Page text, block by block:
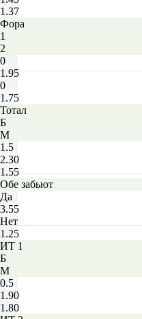
1.37
Фора
1
2
0
1.95
0
1.75
Тотал
Б
М
1.5
2.30
1.55
Обе забьют
Да
3.55
Нет
1.25
ИТ 1
Б
М
0.5
1.90
1.80